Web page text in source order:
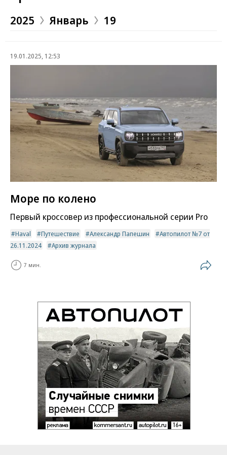
2025 Январь 19
19.01.2025, 12:53
Море по колено
Первый кроссовер из профессиональной серии Pro
Haval Путешествие Александр Папешин
Автопилот №7 от
26.11.2024
Архив журнала
7 мин.